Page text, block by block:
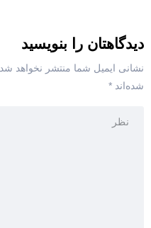
دیدگاهتان را بنویسید
نشانی ایمیل شما منتشر نخواهد شد.
شده‌اند *